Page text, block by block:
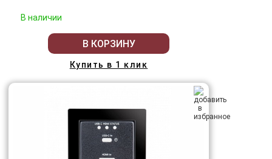
В наличии
В КОРЗИНУ
Купить в 1 клик